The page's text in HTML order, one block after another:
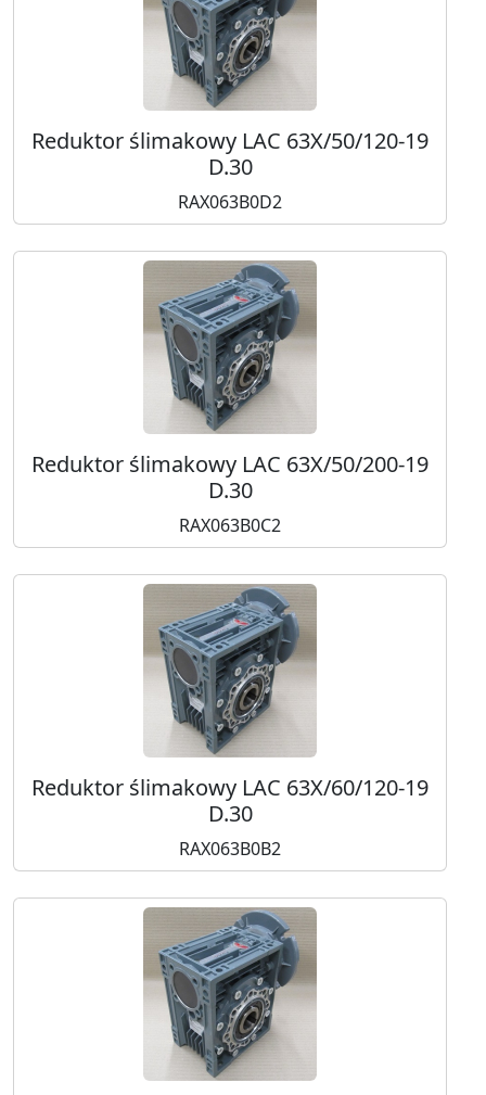
Reduktor ślimakowy LAC 63X/50/120-19
D.30
RAX063B0D2
Reduktor ślimakowy LAC 63X/50/200-19
D.30
RAX063B0C2
Reduktor ślimakowy LAC 63X/60/120-19
D.30
RAX063B0B2